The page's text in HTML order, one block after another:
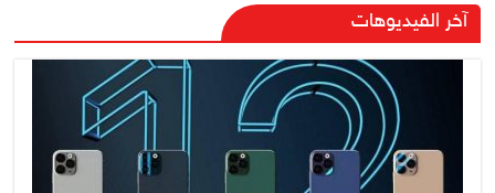
السابق أحمد الأسدي
الدخيل يفتتح مستشفى الأورام
والطب النووي التخصصي في
الموصل
آخر الفيديوهات